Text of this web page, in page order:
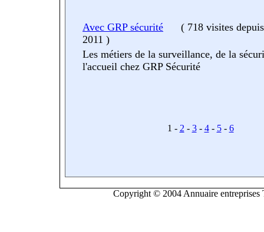
Avec GRP sécurité ( 718 visites
2011 )
Les métiers de la surveillance, de la
l'accueil chez GRP Sécurité
1 - 2 - 3- 4- 5- 6
Copyright © 2004 Annuaire entreprises